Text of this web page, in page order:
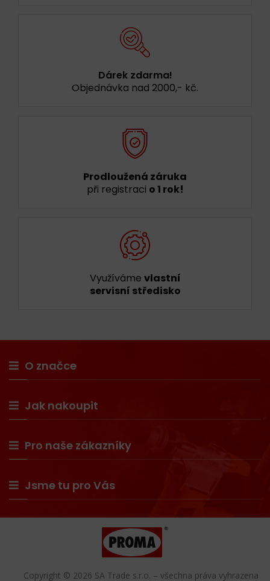
Dárek zdarma!
Objednávka nad 2000,- kč.
Prodloužená záruka
při registraci o 1 rok!
Využíváme vlastní
servisní středisko
O značce
Jak nakoupit
Pro naše zákazníky
Jsme tu pro Vás
Copyright © 2026 SA Trade s.r.o. – všechna práva vyhrazena